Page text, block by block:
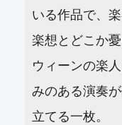
いる作品で、
楽想とどこか
ウィーンの楽
みのある演奏
立てる一枚。